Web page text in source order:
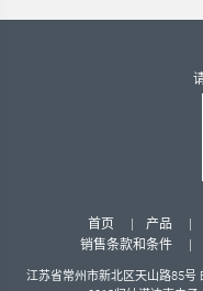
首页 产品
销售条款和条件
江苏省常州市新北区天山路85号